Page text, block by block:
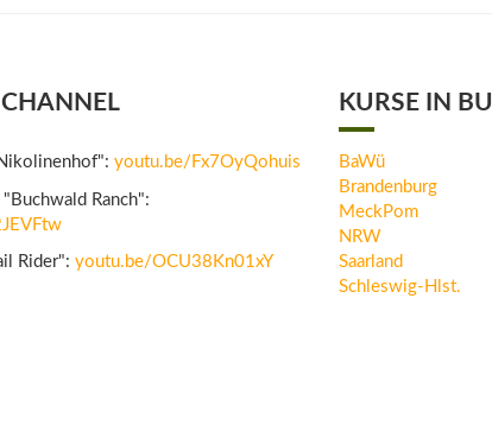
youtu.be/Fx7OyQohuis
Ranch":
Rider": youtu.be/OCU38Kn01xY
KURSE IN
BaWü
Brandenburg
MeckPom
NRW
Saarland
Schleswig-Hlst.